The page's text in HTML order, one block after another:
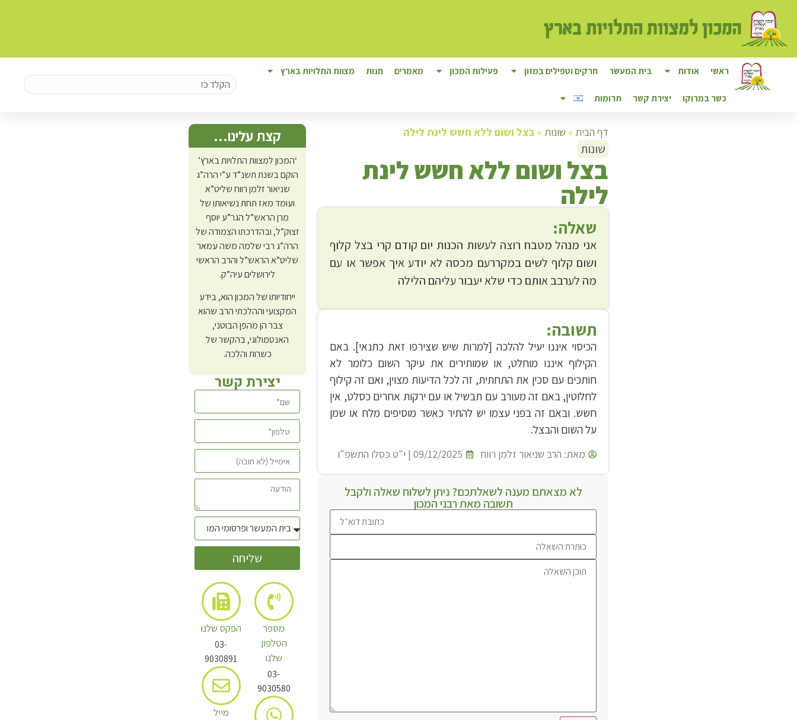
ראשי אודות בית המעשר חרקים וטפילים במזון פעילות המכון מאמרים חנות מצוות התלויות בארץ
כשר במרוקו יצירת קשר תרומות
דף הבית » שונות » בצל ושום ללא חשש לינת לילה
שונות
בצל ושום ללא חשש לינת
לילה
שאלה:
אני מנהל מטבח רוצה לעשות הכנות יום קודם קרי בצל קלוף
ושום קלוף לשים במקררעם מכסה לא יודע איך אפשר או עם
מה לערבב אותם כדי שלא יעבור עליהם הלילה
תשובה:
הכיסוי איננו יעיל להלכה [למרות שיש שצירפו זאת כתנאי]. באם
הקילוף איננו מוחלט, או שמותירים את עיקר השום כלומר לא
חותכים עם סכין את התחתית, זה לכל הדיעות מצוין, ואם זה קילוף
לחלוטין, באם זה מעורב עם תבשיל או עם ירקות אחרים כסלט, אין
חשש. ובאם זה בפני עצמו יש להתיר כאשר מוסיפים מלח או שמן
על השום והבצל.
מאת: הרב שניאור זלמן רווח 09/12/2025 | י"ט כסלו התשפ"ו
לא מצאתם מענה לשאלתכם? ניתן לשלוח שאלה ולקבל
תשובה מאת רבני המכון
קצת עלינו…
‘המכון למצוות התלויות בארץ’
הוקם בשנת תשנ”ד ע”י הרה”ג
שניאור זלמן רווח שליט”א
ועומד מאז תחת נשיאותו של
מרן הראש”ל הגר”ע יוסף
זצוק”ל, ובהדרכתו הצמודה של
הרה”ג רבי שלמה משה עמאר
שליט”א הראש”ל והרב הראשי
לירושלים עיה”ק.
ייחודיותו של המכון הוא, בידע
המקצועי וההלכתי הרב שהוא
צבר הן מהפן הבוטני,
האנטמולוגי, בהקשר של
כשרות והלכה.
יצירת קשר
שליחה
מספר
הטלפון
שלנו
03-
9030580
הפקס שלנו
03-
9030891
מייל